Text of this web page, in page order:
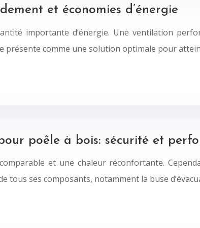
et économies d’énergie
importante d’énergie. Une ventilation
présente comme une solution optimale pour
poêle à bois: sécurité et
et une chaleur réconfortante.
tous ses composants, notamment la buse